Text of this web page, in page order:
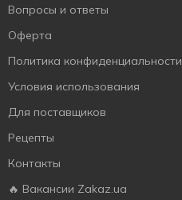
Вопросы и ответы
Оферта
Политика конфиденциальности
Условия использования
Для поставщиков
Рецепты
Контакты
🔥 Вакансии Zakaz.ua